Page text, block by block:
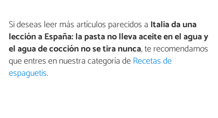
Si deseas leer más artículos parecidos a Italia da una
lección a España: la pasta no lleva aceite en el agua y
el agua de cocción no se tira nunca, te recomendamos
que entres en nuestra categoría deRecetas de
espaguetis.